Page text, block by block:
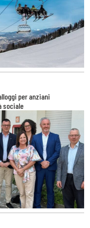
per anziani
sociale